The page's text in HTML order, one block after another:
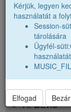
Névsor
Tanárok száma:106
találat
schoolA. Dávid
Kérjük, legyen
használatát a
Session-
tárolására
Ügyfél-
használatát
Elfogad Bezár